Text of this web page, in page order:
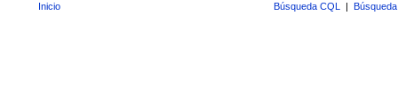
Inicio Búsqueda CQL